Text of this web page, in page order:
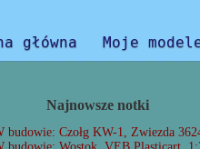
główna Moje
Najnowsze notki
budowie: Czołg KW-1, Zwiezda